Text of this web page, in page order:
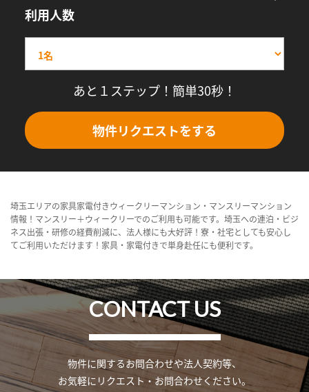
利用人数
あと１ステップ！簡単30秒！
物件リクエストをする
埼玉エリアの家具家電付きウィークリーマンション・マンスリーマンション
情報！マンスリー＋ウィークリーでのご利用も可能です。埼玉への連泊・ビジ
ネス出張・研修の経費削減に、法人様にも大好評！寮・社宅としても安心し
てご利用いただけます！家具・家電付きで単身赴任にも便利です。
CONTACT US
物件に関するお問合わせや法人契約等、
お気軽にリクエスト・お問合わせください。